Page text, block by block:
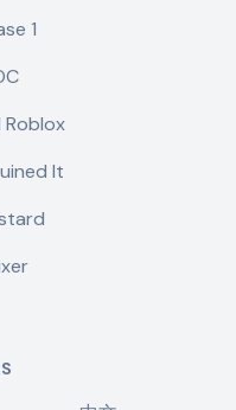
1
Roblox
It